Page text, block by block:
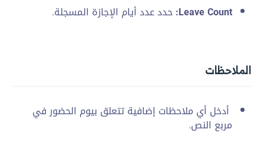
Leave Count: حدد عددأيام الإجازة المسجلة.
الملاحظات
أدخل أي ملاحظات إضافية تتعلق بيوم الحضور في
مربع النص.